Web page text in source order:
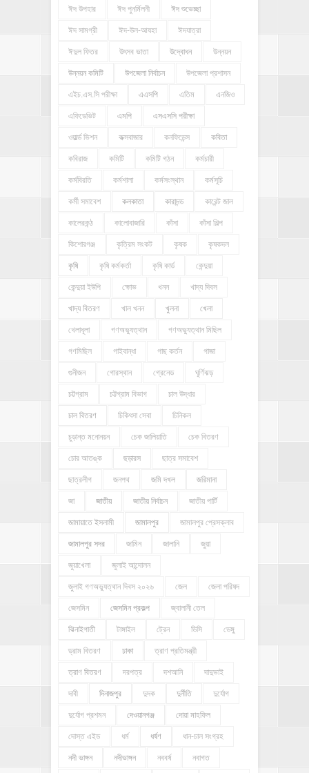
ঈদ উপহার ঈদ পুনর্মিলনী ঈদ শুভেচ্ছা
ঈদ সামগ্রী ঈদ-উল-আযহা ঈদযাত্রা
ঈদুল ফিতর উৎসব ভাতা উদ্বোধন উন্নয়ন
উন্নয়ন কমিটি উপজেলা নির্বাচন উপজেলা প্রশাসন
এইচ.এস.সি পরীক্ষা এএসপি এতিম এনজিও
এফিডেভিট এমপি এসএসসি পরীক্ষা
ওয়ার্ল্ড ভিশন কক্সবাজার কনফিডেন্স কবিতা
কবিরাজ কমিটি কমিটি গঠন কর্মচারী
কর্মবিরতি কর্মশালা কর্মসংস্থান কর্মসূচি
কর্মী সমাবেশ কলকাতা কারাদন্ড কারেন্ট জাল
কালেরকন্ঠ কালোবাজারি কাঁসা কাঁসা শিল্প
কিশোরগঞ্জ কৃত্রিম সংকট কৃষক কৃষকদল
কৃষি কৃষি কর্মকর্তা কৃষি কার্ড কেন্দুয়া
কেন্দুয়া ইউপি ক্ষোভ খনন খাদ্য দিবস
খাদ্য বিতরণ খাল খনন খুলনা খেলা
খেলাধূলা গণঅভ্যুত্থান গণঅভ্যুত্থান মিছিল
গণমিছিল গাইবান্ধা গাছ কর্তন গাজা
গুনীজন গোরস্থান গ্রেনেড ঘূর্ণিঝড়
চট্টগ্রাম চট্টগ্রাম বিভাগ চাল উদ্ধার
চাল বিতরণ চিকিৎসা সেবা চিনিকল
চুড়ান্ত মনোনয়ন চেক জালিয়াতি চেক বিতরণ
চোর আতঙ্ক ছড়ারস ছাত্র সমাবেশ
ছাত্রলীগ জনপথ জমি দখল জরিমানা
জা জাতীয় জাতীয় নির্বাচন জাতীয় পার্টি
জামায়াতে ইসলামী জামালপুর জামালপুর প্রেসক্লাব
জামালপুর সদর জামিন জালানি জুয়া
জুয়াখেলা জুলাই আন্দোলন
জুলাই গণঅভ্যুত্থান দিবস ২০২৬ জেল জেলা পরিষদ
জেসমিন জেসমিন প্রকল্প জ্বালানী তেল
ঝিনাইগাতী টাঙ্গাইল ট্রেন ডিসি ডেঙ্গু
ড্রাম বিতরণ ঢাকা ত্রাণ প্রতিমন্ত্রী
ত্রাণ বিতরণ দরপত্র দশআনি দাদুভাই
দাবী দিনাজপুর দুদক দুর্নীতি দুর্যোগ
দুর্যোগ প্রশমন দেওয়ানগঞ্জ দোয়া মাহফিল
দোস্ত এইড ধর্ম ধর্ষণ ধান-চাল সংগ্রহ
নদী ভাঙ্গন নদীভাঙ্গন নববর্ষ নবাগত